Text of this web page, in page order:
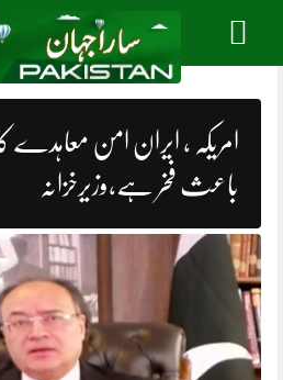
امریکہ ، ایران امن معاہدے
باعث فخر ہے،وزیرخزانہ